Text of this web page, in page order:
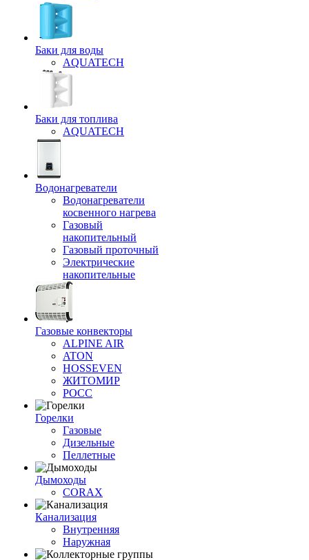
Баки для воды
AQUATECH
Баки для топлива
AQUATECH
Водонагреватели
Водонагреватели
косвенного нагрева
Газовый
накопительный
Газовый проточный
Электрические
накопительные
Газовые конвекторы
ALPINE AIR
ATON
HOSSEVEN
ЖИТОМИР
РОСС
Горелки
Газовые
Дизельные
Пеллетные
Дымоходы
CORAX
Канализация
Внутренняя
Наружная